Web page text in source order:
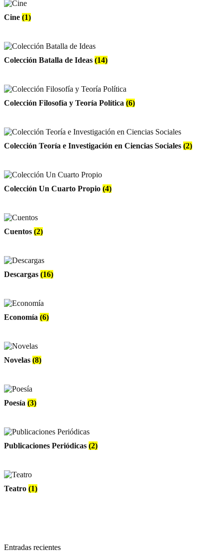
Cine (1)
Colección Batalla de Ideas (14)
Colección Filosofía y Teoría Política (6)
Colección Teoría e Investigación en Ciencias Sociales (2)
Colección Un Cuarto Propio (4)
Cuentos (2)
Descargas (16)
Economía (6)
Novelas (8)
Poesía (3)
Publicaciones Periódicas (2)
Teatro (1)
Entradas recientes